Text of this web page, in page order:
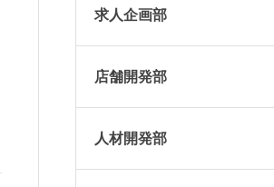
求人企画部
店舗開発部
人材開発部